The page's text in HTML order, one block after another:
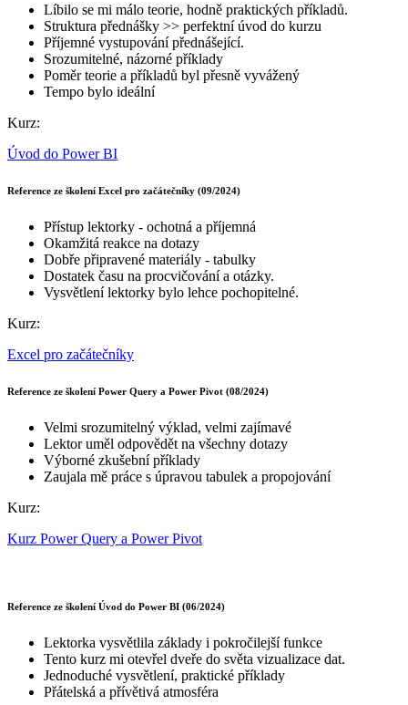
Líbilo se mi málo teorie, hodně praktických příkladů.
Struktura přednášky >> perfektní úvod do kurzu
Příjemné vystupování přednášející.
Srozumitelné, názorné příklady
Poměr teorie a příkladů byl přesně vyvážený
Tempo bylo ideální
Kurz:
Úvod do Power BI
Reference ze školení Excel pro začátečníky (09/2024)
Přístup lektorky - ochotná a příjemná
Okamžitá reakce na dotazy
Dobře připravené materiály - tabulky
Dostatek času na procvičování a otázky.
Vysvětlení lektorky bylo lehce pochopitelné.
Kurz:
Excel pro začátečníky
Reference ze školení Power Query a Power Pivot (08/2024)
Velmi srozumitelný výklad, velmi zajímavé
Lektor uměl odpovědět na všechny dotazy
Výborné zkušební příklady
Zaujala mě práce s úpravou tabulek a propojování
Kurz:
Kurz Power Query a Power Pivot
Reference ze školení Úvod do Power BI (06/2024)
Lektorka vysvětlila základy i pokročilejší funkce
Tento kurz mi otevřel dveře do světa vizualizace dat.
Jednoduché vysvětlení, praktické příklady
Přátelská a přívětivá atmosféra